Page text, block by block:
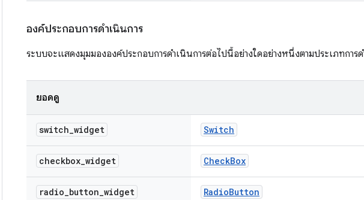
องค์ประกอบการดําเนินการ
ระบบจะแสดงมุมมององค์ประกอบการดําเนินการต่อไปนี้อย่างใดอย่างหนึ่งตามประเภทการดํ
ยอดดู
switch_widget Switch
checkbox_widget CheckBox
radio_button_widget RadioButton